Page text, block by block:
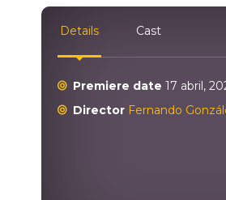
Details Cast
Premiere date 17 abril,
Director Fernando